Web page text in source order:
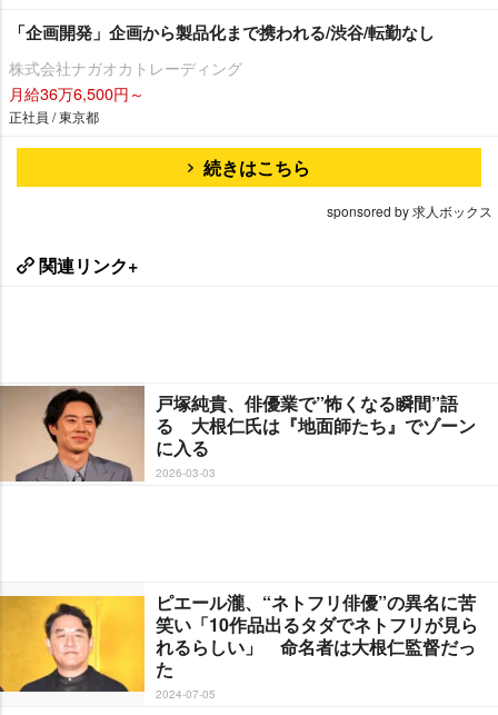
「企画開発」企画から製品化まで携われる/渋谷/転勤なし
株式会社ナガオカトレーディング
月給36万6,500円～
正社員 / 東京都
続きはこちら
sponsored by 求人ボックス
関連リンク+
戸塚純貴、俳優業で”怖くなる瞬間”語
る 大根仁氏は『地面師たち』でゾーン
に入る
2026-03-03
ピエール瀧、“ネトフリ俳優”の異名に苦
笑い「10作品出るタダでネトフリが見ら
れるらしい」 命名者は大根仁監督だっ
た
2024-07-05